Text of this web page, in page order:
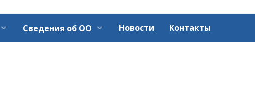
Сведения об ОО Новости Контакты